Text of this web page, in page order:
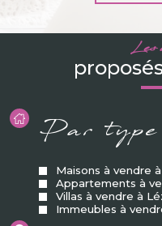
Les
Par type
Maisons à vendre
Appartements à
Villas à vendre à
Immeubles à